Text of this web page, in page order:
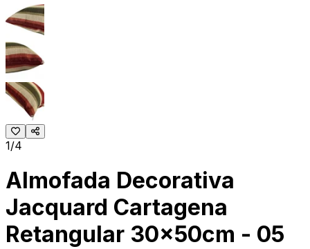
1/4
Almofada Decorativa
Jacquard Cartagena
Retangular 30x50cm - 05